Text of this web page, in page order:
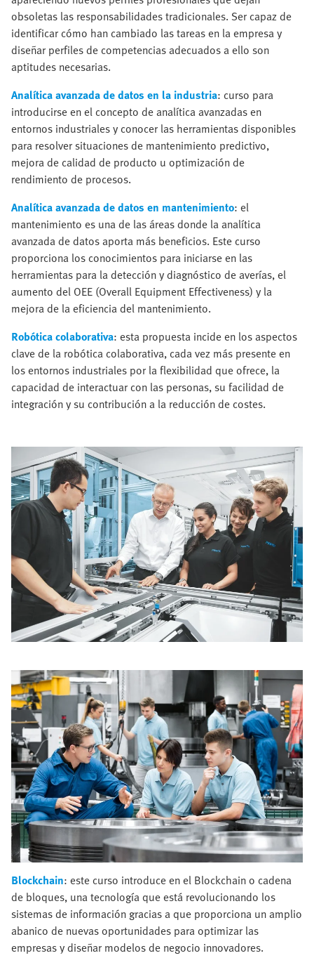
obsoletas las responsabilidades tradicionales. Ser capaz de
identificar cómo han cambiado las tareas en la empresa y
diseñar perfiles de competencias adecuados a ello son
aptitudes necesarias.
Analítica avanzada de datos en la industria: curso para
introducirse en el concepto de analítica avanzadas en
entornos industriales y conocer las herramientas disponibles
para resolver situaciones de mantenimiento predictivo,
mejora de calidad de producto u optimización de
rendimiento de procesos.
Analítica avanzada de datos en mantenimiento: el
mantenimiento es una de las áreas donde la analítica
avanzada de datos aporta más beneficios. Este curso
proporciona los conocimientos para iniciarse en las
herramientas para la detección y diagnóstico de averías, el
aumento del OEE (Overall Equipment Effectiveness) y la
mejora de la eficiencia del mantenimiento.
Robótica colaborativa: esta propuesta incide en los aspectos
clave de la robótica colaborativa, cada vez más presente en
los entornos industriales por la flexibilidad que ofrece, la
capacidad de interactuar con las personas, su facilidad de
integración y su contribución a la reducción de costes.
Blockchain: este curso introduce en el Blockchain o cadena
de bloques, una tecnología que está revolucionando los
sistemas de información gracias a que proporciona un amplio
abanico de nuevas oportunidades para optimizar las
empresas y diseñar modelos de negocio innovadores.